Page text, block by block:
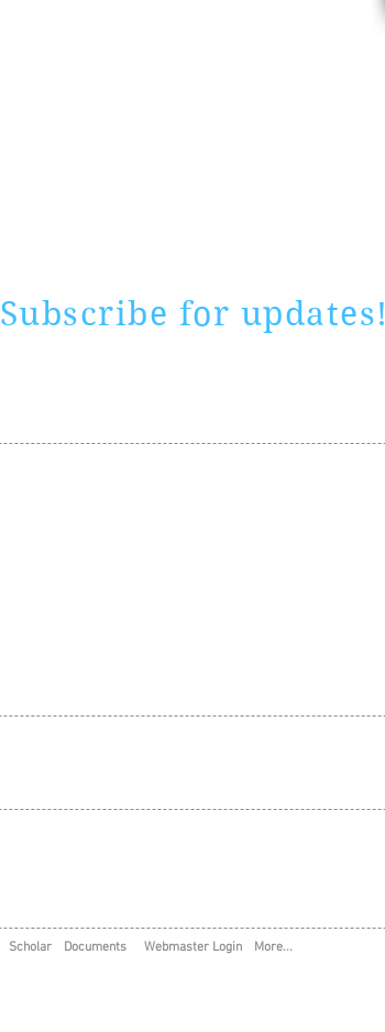
Subscribe for updates!
Scholar Documents Webmaster Login More...